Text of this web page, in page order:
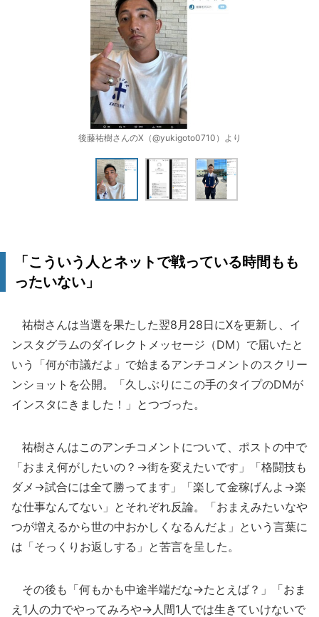
後藤祐樹さんのX（@yukigoto0710）より
「こういう人とネットで戦っている時間もも
ったいない」
祐樹さんは当選を果たした翌8月28日にXを更新し、イ
ンスタグラムのダイレクトメッセージ（DM）で届いたと
いう「何が市議だよ」で始まるアンチコメントのスクリー
ンショットを公開。「久しぶりにこの手のタイプのDMが
インスタにきました！」とつづった。
祐樹さんはこのアンチコメントについて、ポストの中で
「おまえ何がしたいの？→街を変えたいです」「格闘技も
ダメ→試合には全て勝ってます」「楽して金稼げんよ→楽
な仕事なんてない」とそれぞれ反論。「おまえみたいなや
つが増えるから世の中おかしくなるんだよ」という言葉に
は「そっくりお返しする」と苦言を呈した。
その後も「何もかも中途半端だな→たとえば？」「おま
え1人の力でやってみろや→人間1人では生きていけないで